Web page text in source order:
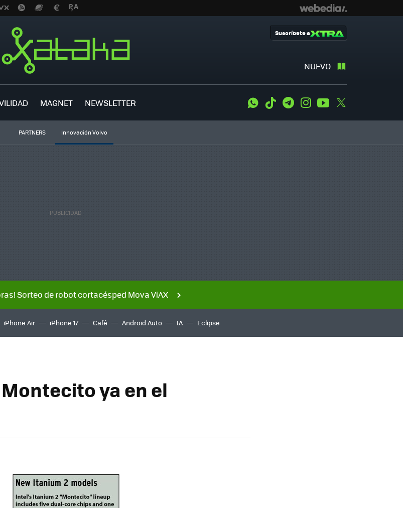
NUEVO
Suscríbete a
MAGNET NEWSLETTER WhatsApp
Tiktok TelegramInstagramYoutube
PARTNERS Innovación Volvo
Sorteo de robot cortacésped Mova ViAX
iPhone Air iPhone 17 Café Android Auto IA Eclipse
ya en el